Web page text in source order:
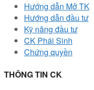
Hướng dẫn Mở TK
Hướng dẫn đầu tư
Kỹ năng đầu tư
CK Phái Sinh
Chứng quyền
THÔNG TIN CK